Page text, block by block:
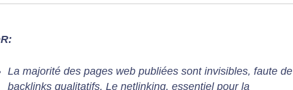
La majorité des pages web publiées sont invisibles, faute de
backlinks qualitatifs. Le netlinking, essentiel pour la